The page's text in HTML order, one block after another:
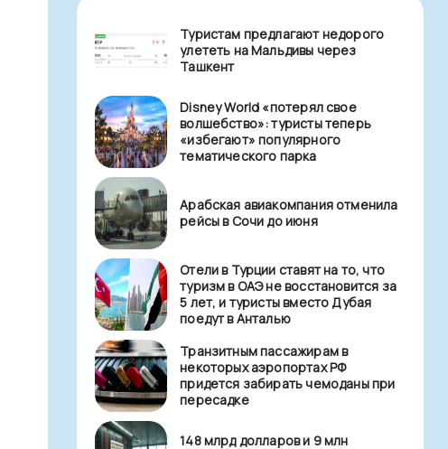
Туристам предлагают недорого
улететь на Мальдивы через
Ташкент
Disney World «потерял свое
волшебство»: туристы теперь
«избегают» популярного
тематического парка
Арабская авиакомпания отменила
рейсы в Сочи до июня
Отели в Турции ставят на то, что
туризм в ОАЭ не восстановится за
5 лет, и туристы вместо Дубая
поедут в Анталью
Транзитным пассажирам в
некоторых аэропортах РФ
придется забирать чемоданы при
пересадке
148 млрд долларов и 9 млн